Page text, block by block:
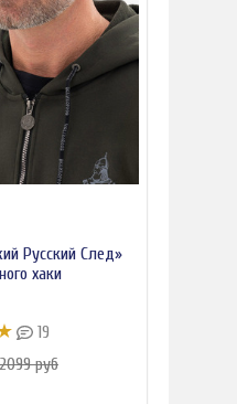
Русский След»
хаки
19
2099 руб